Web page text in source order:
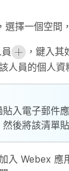
，選擇一個空間
，鍵入
人員的個人資
貼入電子郵件
然後將該清單
入 Webex 應